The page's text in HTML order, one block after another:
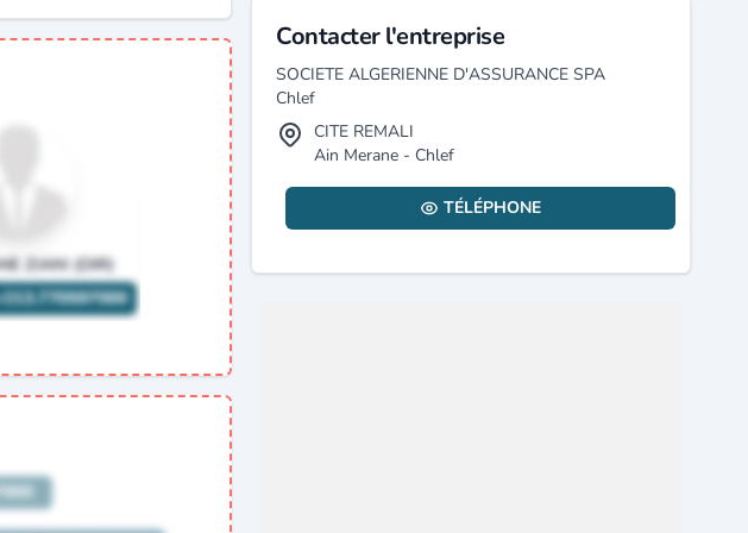
Contacter l'entreprise
SOCIETE ALGERIENNE D'ASSURANCE SPA
Chlef
CITE REMALI
Ain Merane - Chlef
TÉLÉPHONE